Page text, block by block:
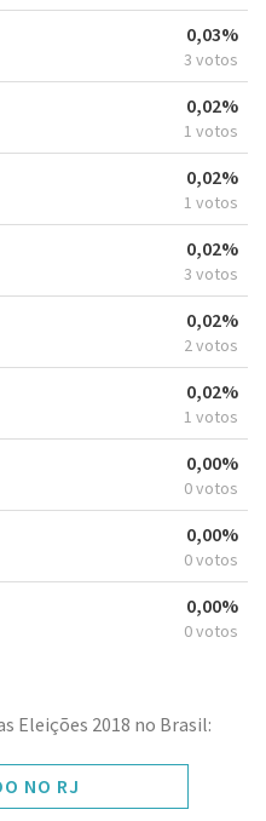
0,03%
3 votos
0,02%
1 votos
0,02%
1 votos
0,02%
3 votos
0,02%
2 votos
0,02%
1 votos
0,00%
0 votos
0,00%
0 votos
0,00%
0 votos
Eleições 2018 no Brasil:
NO RJ